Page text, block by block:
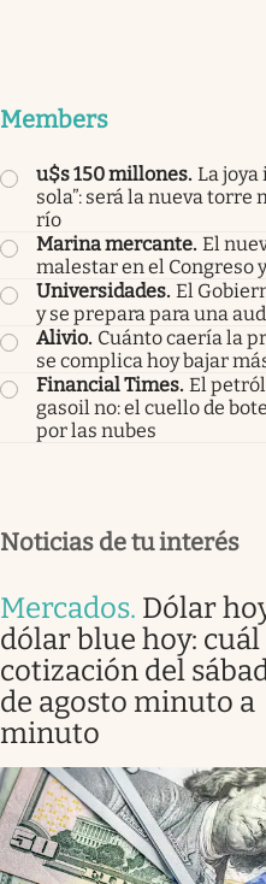
Members
u$s 150 millones. La joya
sola”: será la nueva torre
río
Marina mercante. El
malestar en el Congreso
Universidades. El
y se prepara para una
Alivio. Cuánto caería la
se complica hoy bajar
Financial Times. El
gasoil no: el cuello de
por las nubes
Noticias de tu interés
Mercados. Dólar
dólar blue hoy: cuál
cotización del
de agosto minuto a
minuto